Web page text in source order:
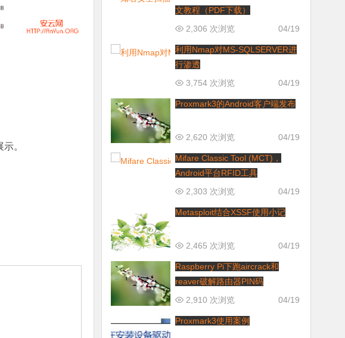
。
文教程（PDF下载）
04/19
2,306 次浏览
利用Nmap对MS-SQLSERVER进
行渗透
04/19
3,754 次浏览
Proxmark3的Android客户端发布
04/19
2,620 次浏览
Mifare Classic Tool (MCT)，
Android平台RFID工具
04/19
2,303 次浏览
Metasploit结合XSSF使用小记
04/19
2,465 次浏览
Raspberry Pi下跑aircrack和
reaver破解路由器PIN码
04/19
2,910 次浏览
Proxmark3使用案例